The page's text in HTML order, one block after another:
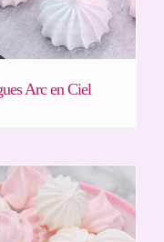
Arc en Ciel